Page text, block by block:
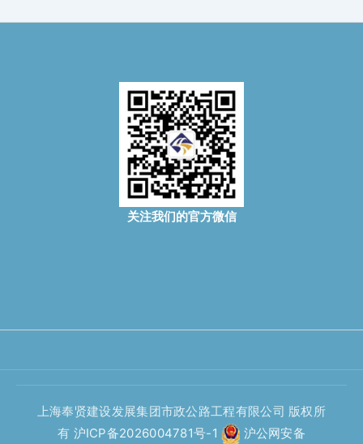
关注我们的官方微信
上海奉贤建设发展集团市政公路工程有限公司 版权所
有 沪ICP备2026004781号-1 沪公网安备